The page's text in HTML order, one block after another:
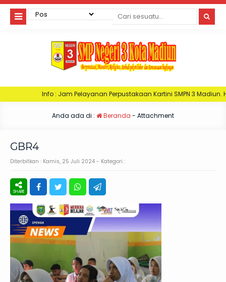
: Jam Pelayanan Perpustakaan Kartini SMPN 3 Madiun. Hari Senin :
Anda ada di : Beranda - Attachment
GBR4
Diterbitkan : Kamis, 25 Juli 2024 - Kategori :